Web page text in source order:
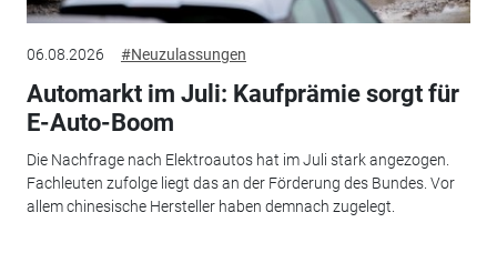
06.08.2026 #Neuzulassungen
Automarkt im Juli: Kaufprämie sorgt für
E-Auto-Boom
Die Nachfrage nach Elektroautos hat im Juli stark angezogen.
Fachleuten zufolge liegt das an der Förderung des Bundes. Vor
allem chinesische Hersteller haben demnach zugelegt.